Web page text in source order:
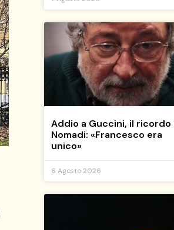
Addio a Guccini, il ricordo
Nomadi: «Francesco era
unico»
6 Agosto 2026